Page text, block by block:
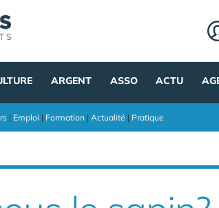
ARGENT ASSO ACTU
| Emploi | Formation | Actualité | Pratique